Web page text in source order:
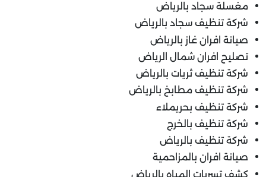
مغسلة سجاد بالرياض
شركة تنظيف سجاد بالرياض
صيانة افران غاز بالرياض
تصليح افران شمال الرياض
شركة تنظيف ثريات بالرياض
شركة تنظيف مطابخ بالرياض
شركة تنظيف بحريملاء
شركة تنظيف بالخرج
شركة تنظيف بالرياض
صيانة افران بالمزاحمية
كشف تسربات المياه بالرياض